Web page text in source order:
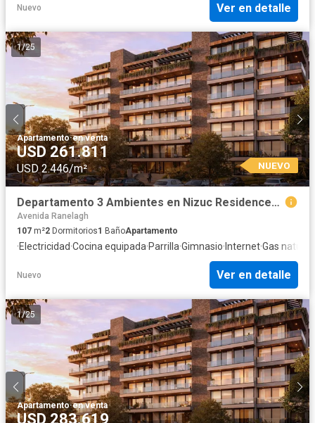
Nuevo Ver en detalle
1/25
Apartamento·en venta
USD 261.811
USD 2.446/m² NUEVO
Departamento 3 Ambientes en Nizuc Residences, Puerto Nizuc, Guillermo E. Hudson
Avenida Ranelagh
107 m²2 Dormitorios1 BañoApartamento
·Electricidad·Cocina equipada·Parrilla·Gimnasio· Internet·Gas natural
Nuevo Ver en detalle
1/25
Apartamento·en venta
USD 283.619